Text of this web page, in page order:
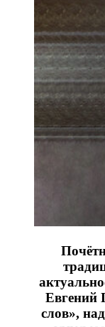
Евгений
слов»,